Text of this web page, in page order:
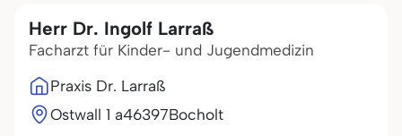
Herr Dr. Ingolf Larraß
Facharzt für Kinder- und Jugendmedizin
Praxis Dr. Larraß
Ostwall 1 a46397Bocholt